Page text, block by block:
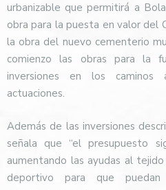
urbanizable que permitirá a
obra para la puesta en valor del
la obra del nuevo cementerio
comienzo las obras para la
inversiones en los caminos
actuaciones.
Además de las inversiones
señala que “el presupuesto
aumentando las ayudas al
deportivo para que puedan